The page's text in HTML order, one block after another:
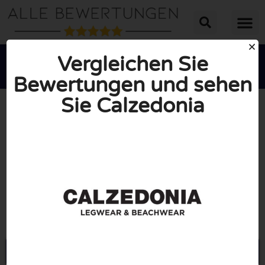

INSGESAMT: 6/10
Vergleichen Sie
Bewertungen und sehen
Sie Calzedonia